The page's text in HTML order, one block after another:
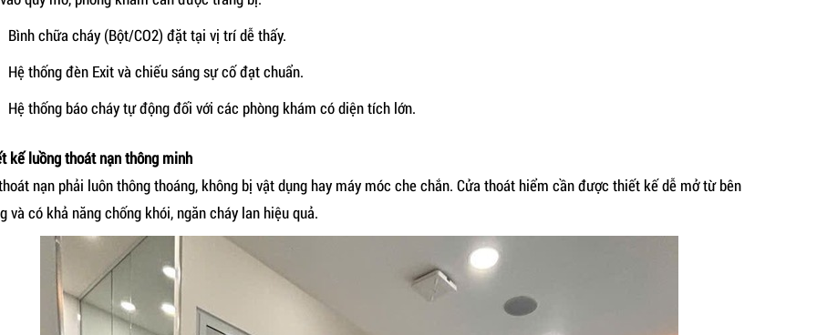
Bình chữa cháy (Bột/CO2) đặt tại vị trí dễ thấy.
Hệ thống đèn Exit và chiếu sáng sự cố đạt chuẩn.
Hệ thống báo cháy tự động đối với các phòng khám có diện tích lớn.
kế luồng thoát nạn thông minh
nạn phải luôn thông thoáng, không bị vật dụng hay máy móc che chắn. Cửa thoát hiểm cần được thiết kế dễ mở từ bên
và có khả năng chống khói, ngăn cháy lan hiệu quả.